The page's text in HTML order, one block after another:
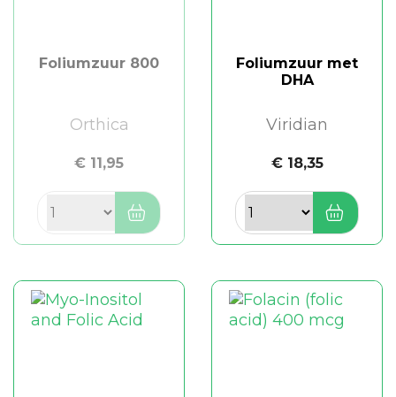
Foliumzuur 800
Orthica
€ 11,95
Foliumzuur met
DHA
Viridian
€ 18,35